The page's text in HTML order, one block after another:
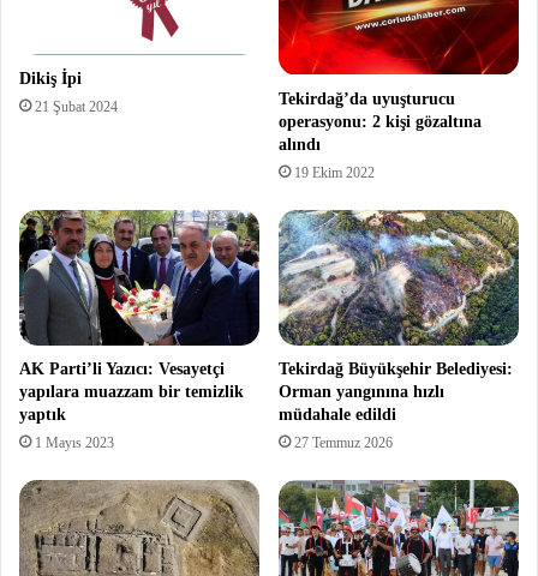
Dikiş İpi
21 Şubat 2024
Tekirdağ’da uyuşturucu
operasyonu: 2 kişi gözaltına
alındı
19 Ekim 2022
AK Parti’li Yazıcı: Vesayetçi
yapılara muazzam bir temizlik
yaptık
1 Mayıs 2023
Tekirdağ Büyükşehir Belediyesi:
Orman yangınına hızlı
müdahale edildi
27 Temmuz 2026